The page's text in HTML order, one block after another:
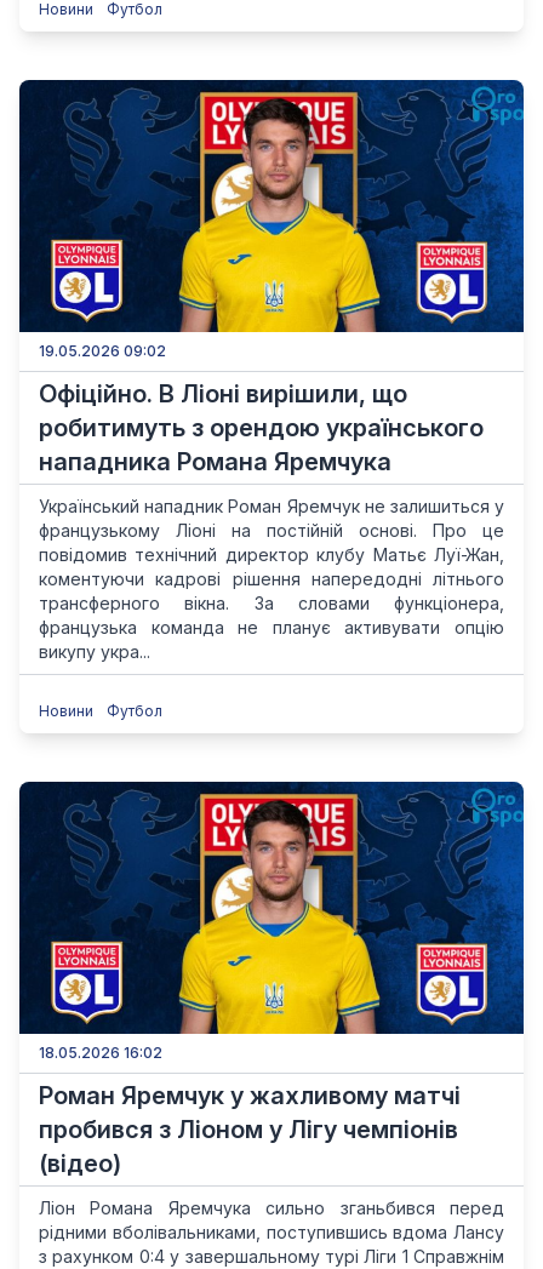
Новини Футбол
19.05.2026 09:02
Офіційно. В Ліоні вирішили, що
робитимуть з орендою українського
нападника Романа Яремчука
Український нападник Роман Яремчук не залишиться у
французькому Ліоні на постійній основі. Про це
повідомив технічний директор клубу Матьє Луї-Жан,
коментуючи кадрові рішення напередодні літнього
трансферного вікна. За словами функціонера,
французька команда не планує активувати опцію
викупу укра...
Новини Футбол
18.05.2026 16:02
Роман Яремчук у жахливому матчі
пробився з Ліоном у Лігу чемпіонів
(відео)
Ліон Романа Яремчука сильно зганьбився перед
рідними вболівальниками, поступившись вдома Лансу
з рахунком 0:4 у завершальному турі Ліги 1 Справжнім